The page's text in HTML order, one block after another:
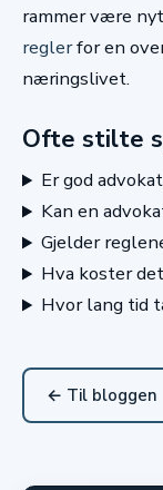
rammer være
reglerfor en
næringslivet.
Ofte stilte
Er god
Kan en
Gjelder
Hva koster
Hvor lang tid
← Til bloggen